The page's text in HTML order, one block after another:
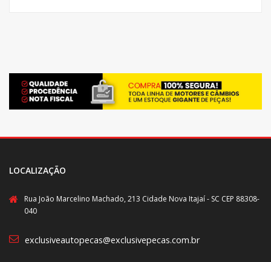
LOCALIZAÇÃO
Rua João Marcelino Machado, 213 Cidade Nova Itajaí - SC CEP 88308-
040
exclusiveautopecas@exclusivepecas.com.br